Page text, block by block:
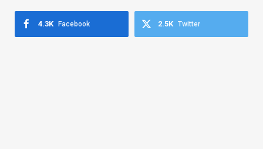
Facebook
4.3K Twitter
2.5K